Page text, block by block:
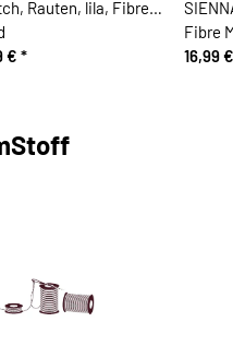
Rauten, lila, Fibre
€ *
Fibre
16,99